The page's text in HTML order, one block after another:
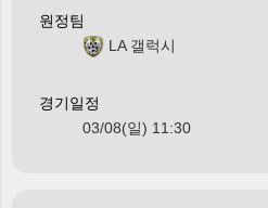
원정팀
LA 갤럭시
경기일정
03/08(일) 11:30